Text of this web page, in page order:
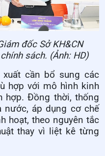
đốc Sở KH&CN
sách. (Ảnh: HD)
cần bổ sung các
hợp với mô hình kinh
hợp. Đồng thời, thống
nước, áp dụng cơ chế
hoạt, theo nguyên tắc
thay vì liệt kê từng